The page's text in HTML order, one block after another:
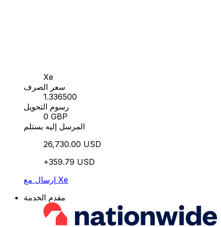
Xe
سعر الصرف
1.336500
رسوم التحويل
0 GBP
المرسل إليه يستلم
26,730.00 USD
+359.79 USD
إرسال مع Xe
مقدم الخدمة